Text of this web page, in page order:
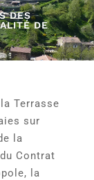
DES
DE
Terrasse
sur
la
Contrat
la